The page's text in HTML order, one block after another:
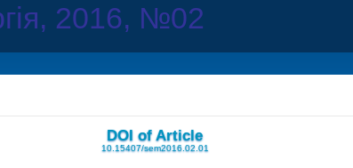
2016, №02
DOI of Article
10.15407/sem2016.02.01